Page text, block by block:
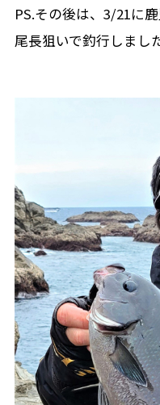
PS.その後は、3/21に
尾長狙いで釣行しまし